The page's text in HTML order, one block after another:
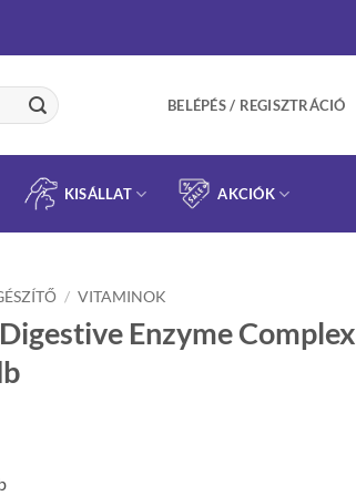
BELÉPÉS / REGISZTRÁCIÓ
KISÁLLAT AKCIÓK
/ VITAMINOK
Enzyme Complex